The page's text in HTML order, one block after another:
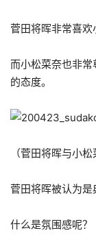
菅田将晖非常喜欢
而小松菜奈也非
的态度。
（菅田将晖与小
菅田将晖被认为是
什么是氛围感呢？